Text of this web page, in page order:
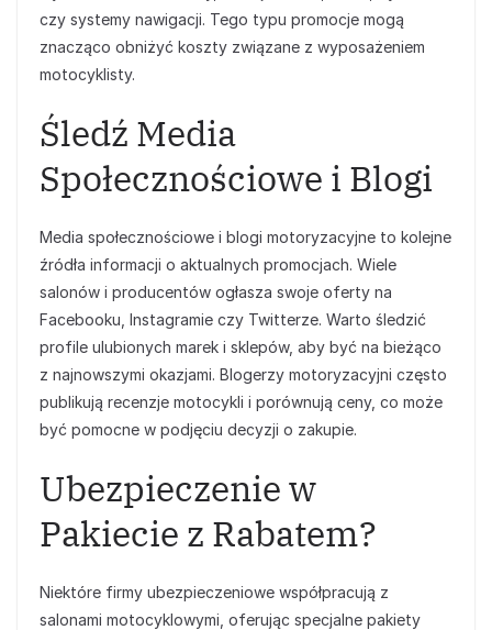
czy systemy nawigacji. Tego typu promocje mogą
znacząco obniżyć koszty związane z wyposażeniem
motocyklisty.
Śledź Media
Społecznościowe i Blogi
Media społecznościowe i blogi motoryzacyjne to kolejne
źródła informacji o aktualnych promocjach. Wiele
salonów i producentów ogłasza swoje oferty na
Facebooku, Instagramie czy Twitterze. Warto śledzić
profile ulubionych marek i sklepów, aby być na bieżąco
z najnowszymi okazjami. Blogerzy motoryzacyjni często
publikują recenzje motocykli i porównują ceny, co może
być pomocne w podjęciu decyzji o zakupie.
Ubezpieczenie w
Pakiecie z Rabatem?
Niektóre firmy ubezpieczeniowe współpracują z
salonami motocyklowymi, oferując specjalne pakiety